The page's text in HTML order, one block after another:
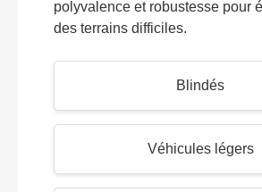
polyvalence et robustesse pour
des terrains difficiles.
Blindés
Véhicules légers